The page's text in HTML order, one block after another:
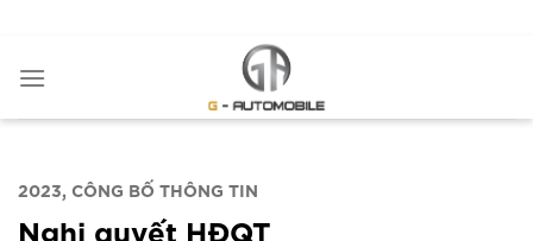
nội
2023 CÔNG BỐ THÔNG TIN
Nghị quyết HĐQT